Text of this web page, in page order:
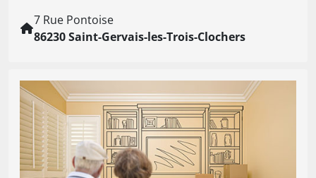
7 Rue Pontoise
86230 Saint-Gervais-les-Trois-Clochers